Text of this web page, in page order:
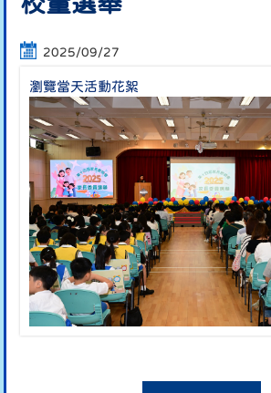
2025/09/27
瀏覽當天活動花絮